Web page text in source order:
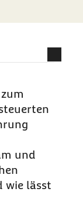
Eating-
Eating-
Eating-
und
wie lässt